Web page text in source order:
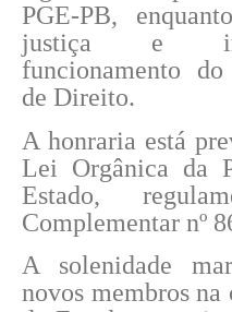
PGE-PB,
justiça e
funcionamento
de Direito.
A honraria está
Lei Orgânica da
Estado,
Complementar nº
A solenidade
novos membros